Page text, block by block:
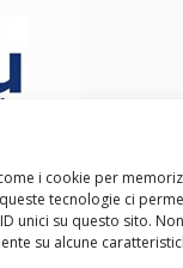
i cookie per
tecnologie ci
unici su questo sito. Non
su alcune